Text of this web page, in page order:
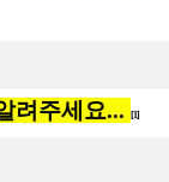
려주세요... [1]